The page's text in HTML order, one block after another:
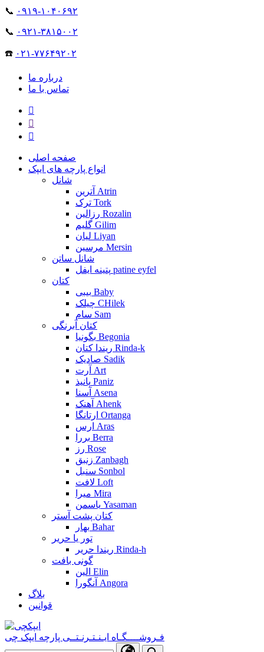
📞 ۰۹۱۹-۱۰۴۰۶۹۲
📞 ۰۹۲۱-۳۸۱۵۰۰۲
☎️ ۰۲۱-۷۷۶۴۹۲۰۲
درباره ما
تماس با ما
صفحه اصلی
انواع پارچه های ایپک
شانل
آترین Atrin
ترک Tork
رزالین Rozalin
گلیم Gilim
لیان Liyan
مرسین Mersin
شانل ساتن
پتینه ایفل patine eyfel
کتان
بیبی Baby
چیلک CHilek
سام Sam
کتان آبرنگی
بگونیا Begonia
ریندا کتان Rinda-k
صادیک Sadik
آرت Art
پانیذ Paniz
آسنا Asena
آهنک Ahenk
ارتانگا Ortanga
ارس Aras
بررا Berra
رز Rose
زنبق Zanbagh
سنبل Sonbol
لافت Loft
میرا Mira
یاسمن Yasaman
کتان پشت آستر
بهار Bahar
تور یا حریر
ریندا حریر Rinda-h
گونی بافت
الین Elin
آنگورا Angora
بلاگ
قوانین
فـروشــــگـاه ایـنـتـرنـتــی پارچه ایپک چی